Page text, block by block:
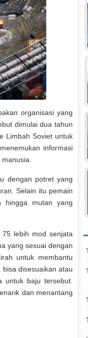
organisasi yang
dimulai dua tahun
Limbah Soviet untuk
informasi
dengan potret yang
Selain itu pemain
hingga mutan yang
lebih mod senjata
yang sesuai dengan
untuk membantu
disesuaikan atau
untuk baju tersebut.
dan menantang